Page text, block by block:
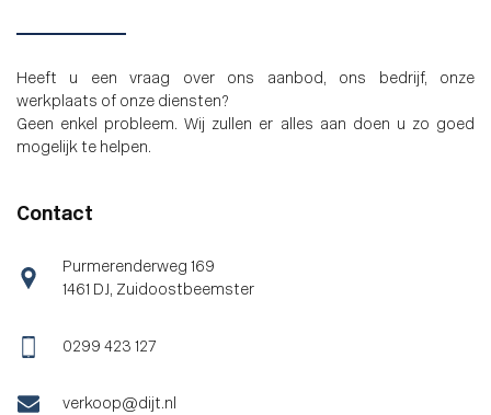
Heeft u een vraag over ons aanbod, ons bedrijf, onze
werkplaats of onze diensten?
Geen enkel probleem. Wij zullen er alles aan doen u zo goed
mogelijk te helpen.
Contact
Purmerenderweg 169
1461 DJ , Zuidoostbeemster
0299 423 127
verkoop@dijt.nl